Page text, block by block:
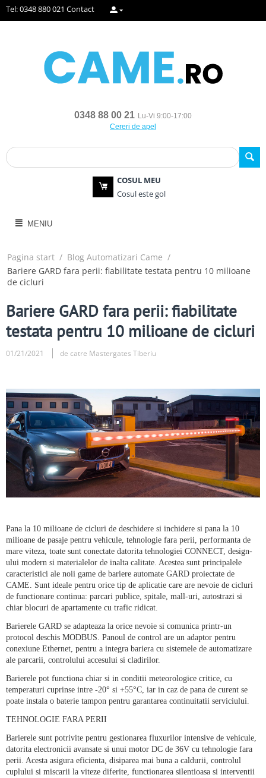
Tel: 0348 880 021 Contact
0348 88 00 21 Lu-Vi 9:00-17:00
Cereri de apel
COSUL MEU
Cosul este gol
MENIU
Pagina start / Blog Automatizari Came /
Bariere GARD fara perii: fiabilitate testata pentru 10 milioane
de cicluri
Bariere GARD fara perii: fiabilitate
testata pentru 10 milioane de cicluri
01/21/2021 de catre Mastergates Tiberiu
Pana la 10 milioane de cicluri de deschidere si inchidere si pana la 10
milioane de pasaje pentru vehicule, tehnologie fara perii, performanta de
mare viteza, toate sunt conectate datorita tehnologiei CONNECT, design-
ului modern si materialelor de inalta calitate. Acestea sunt principalele
caracteristici ale noii game de bariere automate GARD proiectate de
CAME. Sunt ideale pentru orice tip de aplicatie care are nevoie de cicluri
de functionare continua: parcari publice, spitale, mall-uri, autostrazi si
chiar blocuri de apartamente cu trafic ridicat.
Barierele GARD se adapteaza la orice nevoie si comunica printr-un
protocol deschis MODBUS. Panoul de control are un adaptor pentru
conexiune Ethernet, pentru a integra bariera cu sistemele de automatizare
ale parcarii, controlului accesului si cladirilor.
Barierele pot functiona chiar si in conditii meteorologice critice, cu
temperaturi cuprinse intre -20° si +55°C, iar in caz de pana de curent se
poate instala o baterie tampon pentru garantarea continuitatii serviciului.
TEHNOLOGIE FARA PERII
Barierele sunt potrivite pentru gestionarea fluxurilor intensive de vehicule,
datorita electronicii avansate si unui motor DC de 36V cu tehnologie fara
perii. Acesta asigura eficienta, disiparea mai buna a caldurii, controlul
cuplului si miscarii la viteze diferite, functionarea silentioasa si interventii